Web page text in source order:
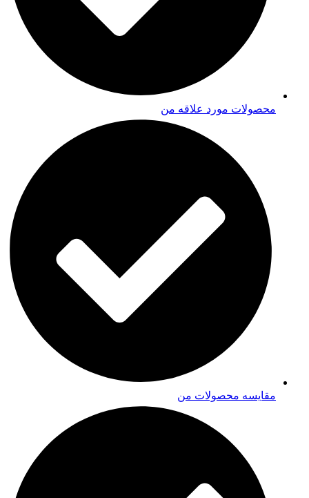
محصولات مورد علاقه من
مقایسه محصولات من